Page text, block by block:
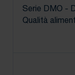
Serie DMO -
Qualità